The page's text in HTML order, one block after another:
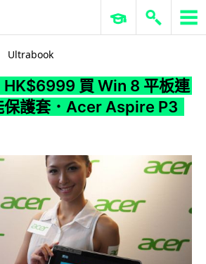
ERP 與商業 AI
Ultrabook
HK$6999 買 Win 8 平板連
保護套．Acer Aspire P3